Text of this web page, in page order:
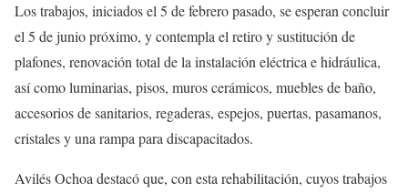
Los trabajos, iniciados el 5 de febrero pasado, se esperan concluir
el 5 de junio próximo, y contempla el retiro y sustitución de
plafones, renovación total de la instalación eléctrica e hidráulica,
así como luminarias, pisos, muros cerámicos, muebles de baño,
accesorios de sanitarios, regaderas, espejos, puertas, pasamanos,
cristales y una rampa para discapacitados.
Avilés Ochoa destacó que, con esta rehabilitación, cuyos trabajos